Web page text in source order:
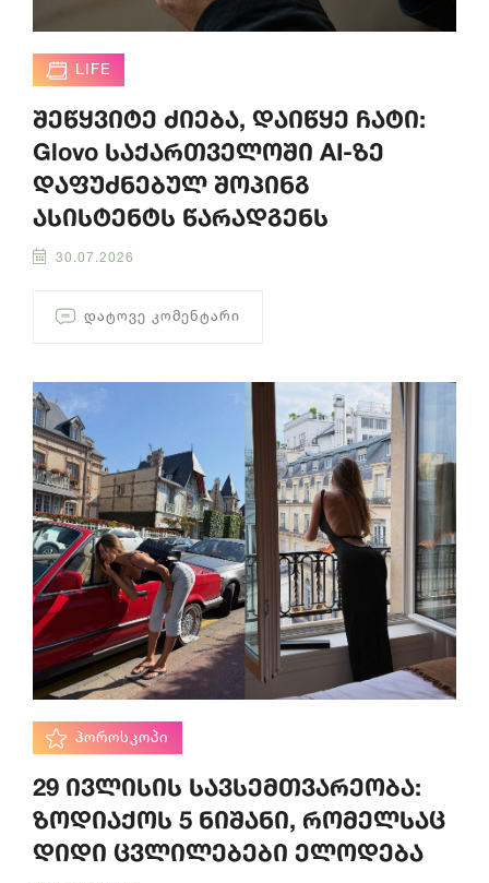
LIFE
შეწყვიტე ძიება, დაიწყე ჩატი:
Glovo საქართველოში AI-ზე
დაფუძნებულ შოპინგ
ასისტენტს წარადგენს
30.07.2026
ᲓᲐᲢᲝᲕᲔ ᲙᲝᲛᲔᲜᲢᲐᲠᲘ
ᲰᲝᲠᲝᲡᲙᲝᲞᲘ
29 ივლისის სავსემთვარეობა:
ზოდიაქოს 5 ნიშანი, რომელსაც
დიდი ცვლილებები ელოდება